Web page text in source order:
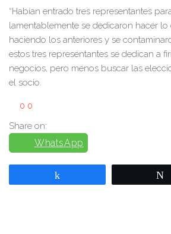
“Habían entrado tres representantes
lamentablemente se dedicaron hacer lo
haciendo los anteriores y se
estos tres representantes se dedican a
negocios, pero menos buscar las
el socio.
0 0
Share on:
WhatsApp